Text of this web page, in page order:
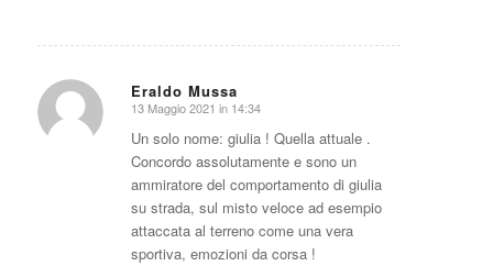
Eraldo Mussa
dice:
13 Maggio 2021 in 14:34
Un solo nome: giulia ! Quella attuale .
Concordo assolutamente e sono un
ammiratore del comportamento di giulia
su strada, sul misto veloce ad esempio
attaccata al terreno come una vera
sportiva, emozioni da corsa !